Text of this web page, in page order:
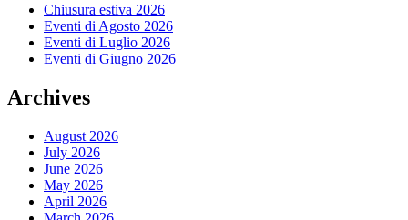
Chiusura estiva 2026
Eventi di Agosto 2026
Eventi di Luglio 2026
Eventi di Giugno 2026
Archives
August 2026
July 2026
June 2026
May 2026
April 2026